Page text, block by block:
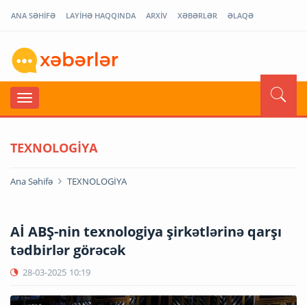
ANA SƏHİFƏ LAYİHƏ HAQQINDA ARXİV XƏBƏRLƏR ƏLAQƏ
TEXNOLOGİYA
Ana Səhifə TEXNOLOGİYA
Aİ ABŞ-nin texnologiya şirkətlərinə qarşı
tədbirlər görəcək
28-03-2025 10:19